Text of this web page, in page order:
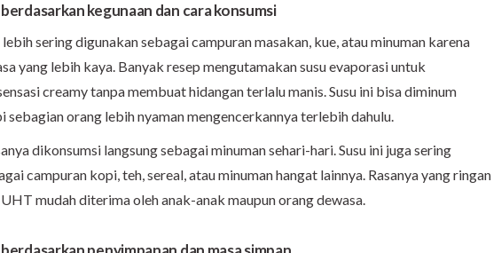
kegunaan dan cara konsumsi
lebih sering digunakan sebagai campuran masakan, kue, atau minuman karena
yang lebih kaya. Banyak resep mengutamakan susu evaporasi untuk
creamy tanpa membuat hidangan terlalu manis. Susu ini bisa diminum
sebagian orang lebih nyaman mengencerkannya terlebih dahulu.
dikonsumsi langsung sebagai minuman sehari-hari. Susu ini juga sering
campuran kopi, teh, sereal, atau minuman hangat lainnya. Rasanya yang ringan
mudah diterima oleh anak-anak maupun orang dewasa.